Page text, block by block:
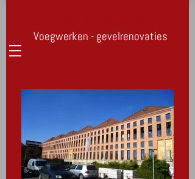
Voegwerken - gevelrenovaties